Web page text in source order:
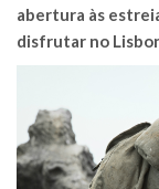
abertura às
disfrutar no